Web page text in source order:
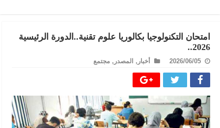
امتحان التكنولوجيا بكالوريا علوم تقنية..الدورة الرئيسية
2026..
2026/06/05 أخبار , المصدر , مجتمع